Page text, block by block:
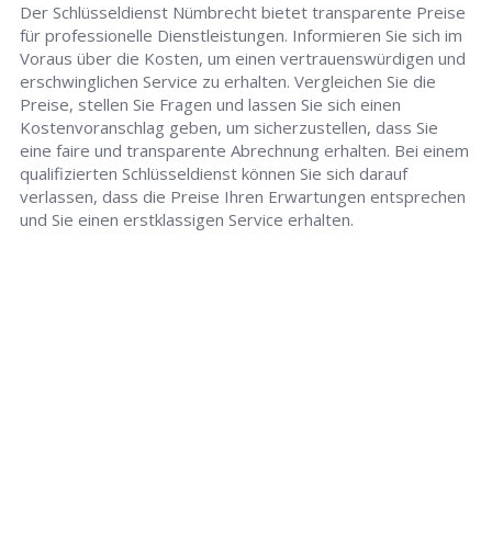
Der Schlüsseldienst Nümbrecht bietet transparente Preise
für professionelle Dienstleistungen. Informieren Sie sich im
Voraus über die Kosten, um einen vertrauenswürdigen und
erschwinglichen Service zu erhalten. Vergleichen Sie die
Preise, stellen Sie Fragen und lassen Sie sich einen
Kostenvoranschlag geben, um sicherzustellen, dass Sie
eine faire und transparente Abrechnung erhalten. Bei einem
qualifizierten Schlüsseldienst können Sie sich darauf
verlassen, dass die Preise Ihren Erwartungen entsprechen
und Sie einen erstklassigen Service erhalten.